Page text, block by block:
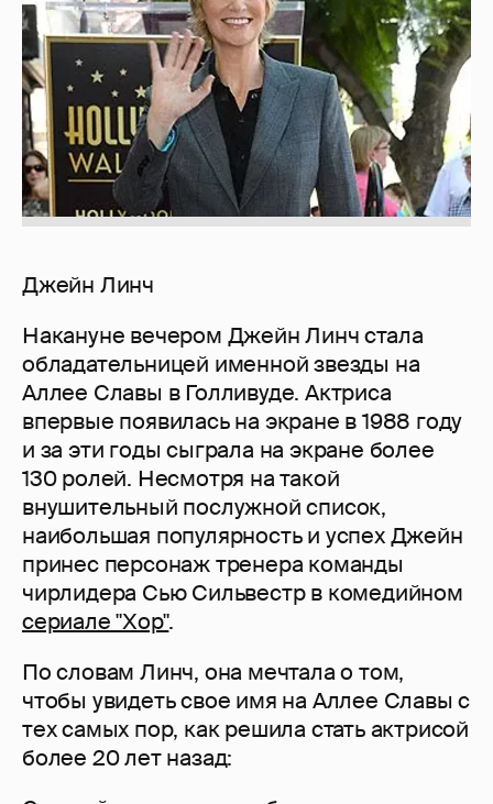
Джейн Линч
Накануне вечером Джейн Линч стала
обладательницей именной звезды на
Аллее Славы в Голливуде. Актриса
впервые появилась на экране в 1988 году
и за эти годы сыграла на экране более
130 ролей. Несмотря на такой
внушительный послужной список,
наибольшая популярность и успех Джейн
принес персонаж тренера команды
чирлидера Сью Сильвестр в комедийном
сериале "Хор".
По словам Линч, она мечтала о том,
чтобы увидеть свое имя на Аллее Славы с
тех самых пор, как решила стать актрисой
более 20 лет назад: